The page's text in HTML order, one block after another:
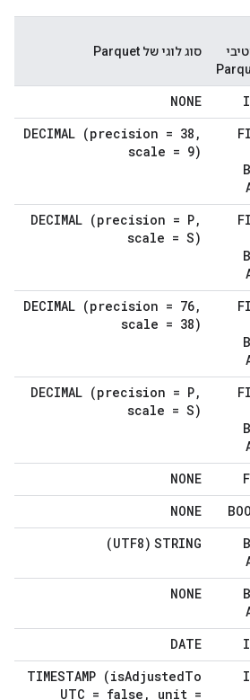
סוג לוגי של Parquet
NONE
DECIMAL (precision = 38
scale = 9)
DECIMAL (precision = P
scale = S)
DECIMAL (precision = 76
scale = 38)
DECIMAL (precision = P
scale = S)
NONE
NONE
STRING
(UTF8)
NONE
DATE
TIMESTAMP (isAdjusted
UTC = false,unit =